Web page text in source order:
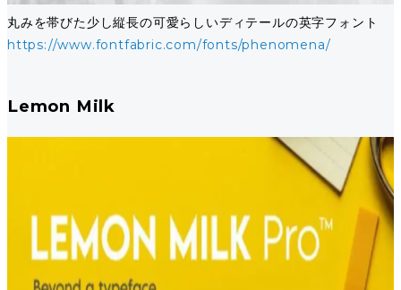
丸みを帯びた少し縦長の可愛らしいディテールの英字フォント
https://www.fontfabric.com/fonts/phenomena/
Lemon Milk